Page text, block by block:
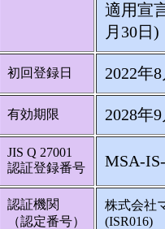
適用宣
月30日)
初回登録日 2022年
有効期限 2028年
JIS Q 27001
認証登録番号
MSA-
認証機関
（認定番号）
株式会社
(ISR016)